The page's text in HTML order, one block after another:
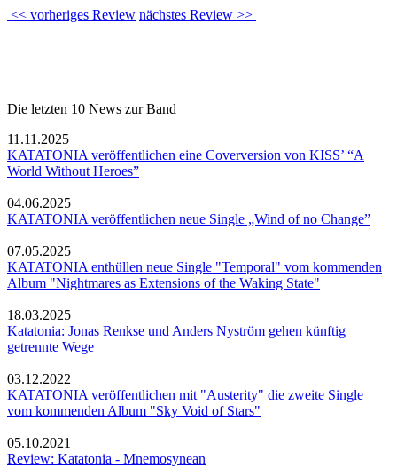
<< vorheriges Review nächstes Review >>
Die letzten 10 News zur Band
11.11.2025
KATATONIA veröffentlichen eine Coverversion von KISS’ “A
World Without Heroes”
04.06.2025
KATATONIA veröffentlichen neue Single „Wind of no Change”
07.05.2025
KATATONIA enthüllen neue Single "Temporal" vom kommenden
Album "Nightmares as Extensions of the Waking State"
18.03.2025
Katatonia: Jonas Renkse und Anders Nyström gehen künftig
getrennte Wege
03.12.2022
KATATONIA veröffentlichen mit "Austerity" die zweite Single
vom kommenden Album "Sky Void of Stars"
05.10.2021
Review: Katatonia - Mnemosynean